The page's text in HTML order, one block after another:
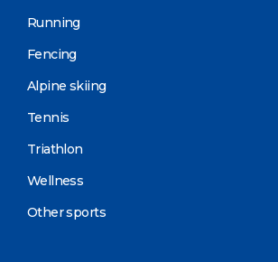
Running
Fencing
Alpine skiing
Tennis
Triathlon
Wellness
Other sports